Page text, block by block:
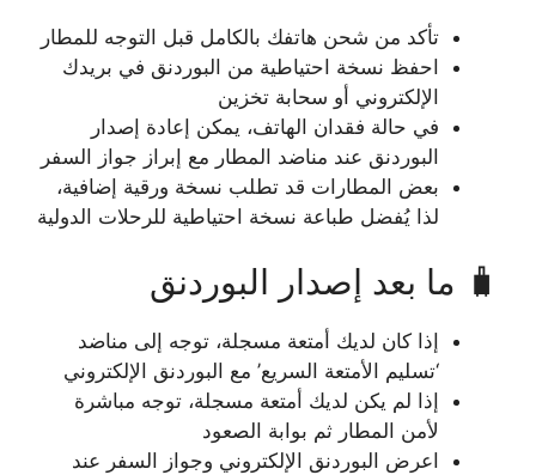
تأكد من شحن هاتفك بالكامل قبل التوجه للمطار
احفظ نسخة احتياطية من البوردنق في بريدك
الإلكتروني أو سحابة تخزين
في حالة فقدان الهاتف، يمكن إعادة إصدار
البوردنق عند مناضد المطار مع إبراز جواز السفر
بعض المطارات قد تطلب نسخة ورقية إضافية،
لذا يُفضل طباعة نسخة احتياطية للرحلات الدولية
🧳 ما بعد إصدار البوردنق
إذا كان لديك أمتعة مسجلة، توجه إلى مناضد
‘تسليم الأمتعة السريع’ مع البوردنق الإلكتروني
إذا لم يكن لديك أمتعة مسجلة، توجه مباشرة
لأمن المطار ثم بوابة الصعود
اعرض البوردنق الإلكتروني وجواز السفر عند